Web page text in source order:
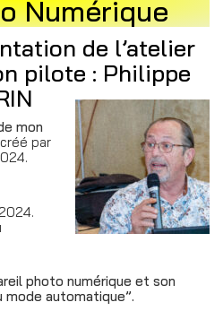
Numérique
de l’atelier
pilote : Philippe
mon
par
photo numérique et son
automatique”.